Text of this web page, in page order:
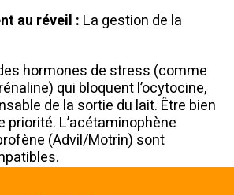
au réveil : La gestion de la
hormones de stress (comme
qui bloquent l’ocytocine,
de la sortie du lait. Être bien
priorité. L’acétaminophène
(Advil/Motrin) sont